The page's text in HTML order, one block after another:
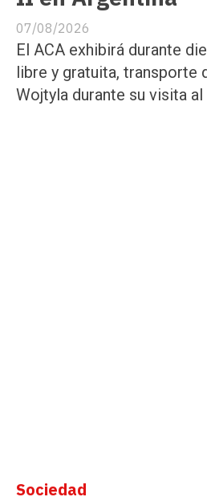
07/08/2026
El ACA exhibirá durante
libre y gratuita, transporte
Wojtyla durante su visita al
Sociedad